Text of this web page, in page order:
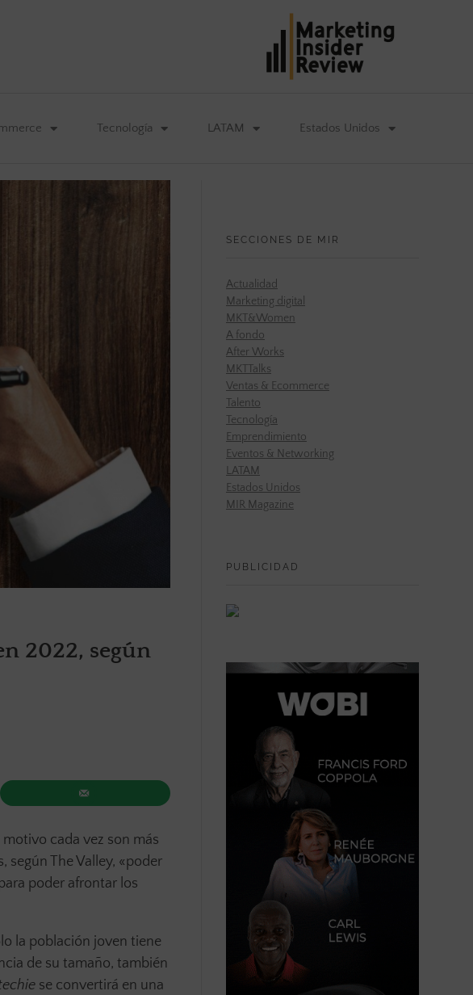
Tecnología LATAM Estados Unidos
2022, según
cada vez son más
según The Valley, «poder
poder afrontar los
la población joven tiene
de su tamaño, también
se convertirá en una
SECCIONES DE MIR
Actualidad
Marketing digital
MKT&Women
A fondo
After Works
MKTTalks
Ventas & Ecommerce
Talento
Tecnología
Emprendimiento
Eventos & Networking
LATAM
Estados Unidos
MIR Magazine
PUBLICIDAD